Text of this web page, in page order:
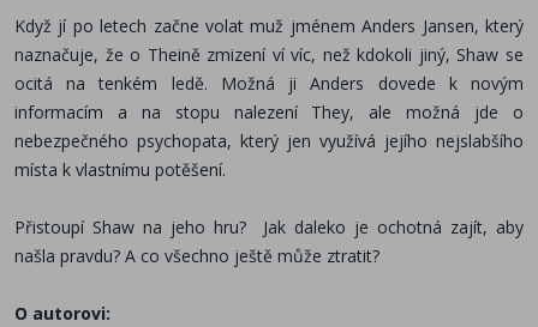
Když jí po letech začne volat muž jménem Anders Jansen, který
naznačuje, že o Theině zmizení ví víc, než kdokoli jiný, Shaw se
ocitá na tenkém ledě. Možná ji Anders dovede k novým
informacím a na stopu nalezení They, ale možná jde o
nebezpečného psychopata, který jen využívá jejího nejslabšího
místa k vlastnímu potěšení.
Přistoupí Shaw na jeho hru?
Jak daleko je ochotná zajít, aby
našla pravdu? A co všechno ještě může ztratit?
O autorovi: